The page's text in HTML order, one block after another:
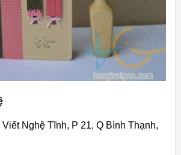
Nghệ Tĩnh, P 21, Q Bình Thạnh,